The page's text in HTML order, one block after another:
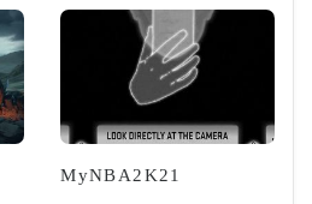
MyNBA2K21